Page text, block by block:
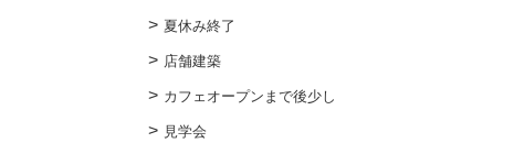
夏休み終了
店舗建築
カフェオープンまで後少し
見学会